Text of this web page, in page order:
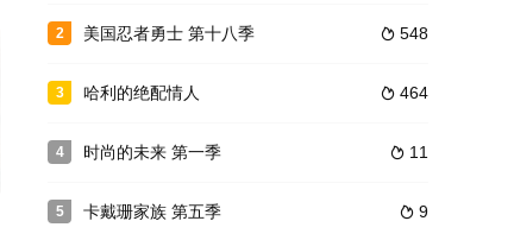
2  548
美国忍者勇士 第十八季
3  464
哈利的绝配情人
4  11
时尚的未来 第一季
5  9
卡戴珊家族 第五季